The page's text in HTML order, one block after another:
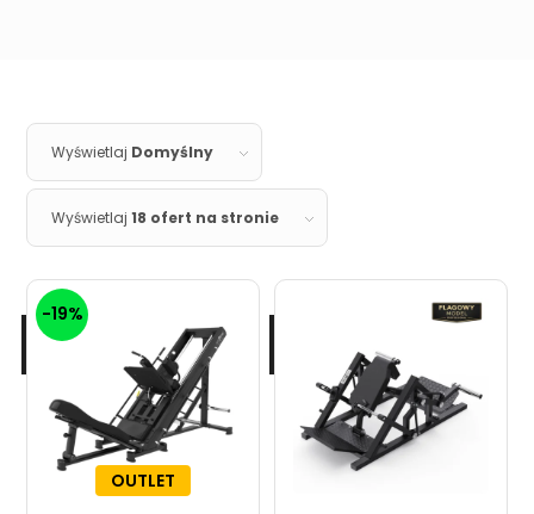
Wyświetlaj Domyślny
Wyświetlaj18 ofert na stronie
-19%
OUTLET